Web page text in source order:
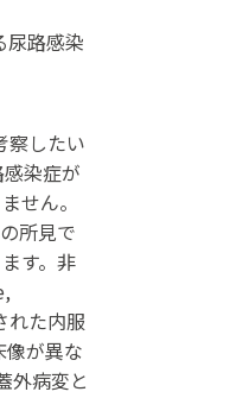
尿路感染
察したい
染症が
せん。
所見で
す。非
た内服
が異な
外病変と